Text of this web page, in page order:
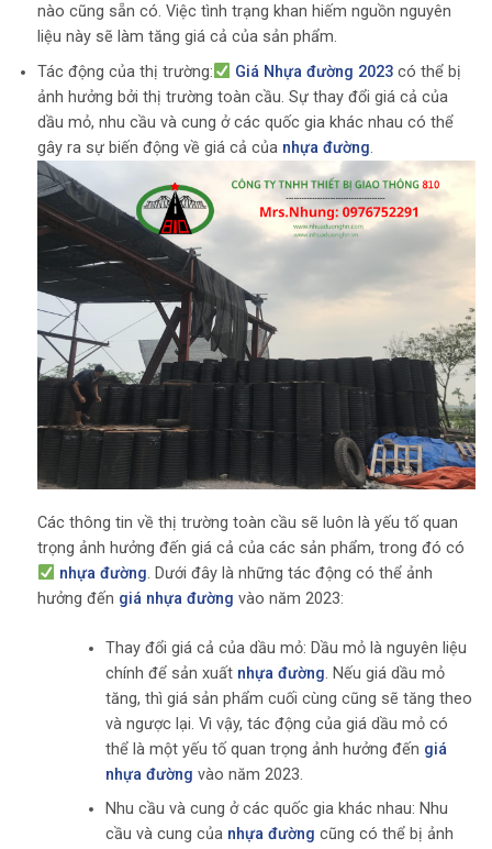
nào cũng sẵn có. Việc tình trạng khan hiếm nguồn nguyên
liệu này sẽ làm tăng giá cả của sản phẩm.
Tác động của thị trường:
Giá Nhựa đường 2023 có thể bị
ảnh hưởng bởi thị trường toàn cầu. Sự thay đổi giá cả của
dầu mỏ, nhu cầu và cung ở các quốc gia khác nhau có thể
gây ra sự biến động về giá cả của nhựa đường.
Các thông tin về thị trường toàn cầu sẽ luôn là yếu tố quan
trọng ảnh hưởng đến giá cả của các sản phẩm, trong đó có
nhựa đường. Dưới đây là những tác động có thể ảnh
hưởng đến giá nhựa đường vào năm 2023:
Thay đổi giá cả của dầu mỏ: Dầu mỏ là nguyên liệu
chính để sản xuất nhựa đường. Nếu giá dầu mỏ
tăng, thì giá sản phẩm cuối cùng cũng sẽ tăng theo
và ngược lại. Vì vậy, tác động của giá dầu mỏ có
thể là một yếu tố quan trọng ảnh hưởng đến giá
nhựa đường vào năm 2023.
Nhu cầu và cung ở các quốc gia khác nhau: Nhu
cầu và cung của nhựa đường cũng có thể bị ảnh